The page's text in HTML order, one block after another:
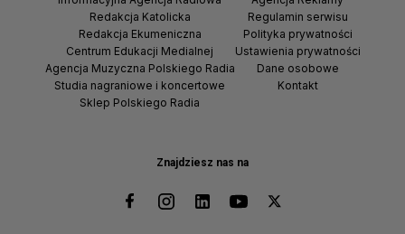
Znajdziesz nas na
Redakcja Katolicka
Redakcja Ekumeniczna
Centrum Edukacji Medialnej
Agencja Muzyczna Polskiego Radia
Studia nagraniowe i koncertowe
Sklep Polskiego Radia
Regulamin serwisu
Polityka prywatności
Ustawienia prywatności
Dane osobowe
Kontakt